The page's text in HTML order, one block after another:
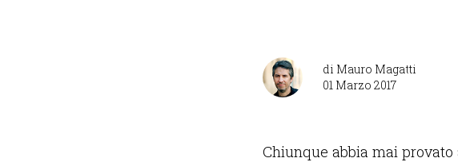
di Mauro Magatti
01 Marzo 2017
Chiunque abbia mai